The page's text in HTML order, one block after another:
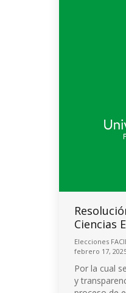
Ciencias
Elecciones
febrero 17,
Por la cual
y